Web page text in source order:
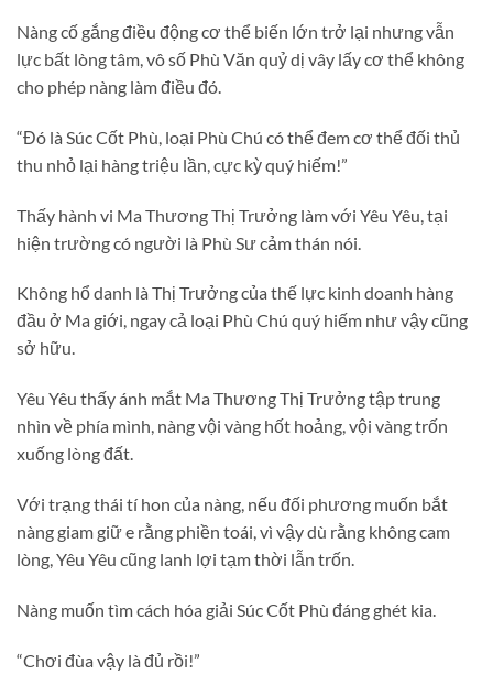
Nàng cố gắng điều động cơ thể biến lớn trở lại nhưng vẫn
lực bất lòng tâm, vô số Phù Văn quỷ dị vây lấy cơ thể không
cho phép nàng làm điều đó.
“Đó là Súc Cốt Phù, loại Phù Chú có thể đem cơ thể đối thủ
thu nhỏ lại hàng triệu lần, cực kỳ quý hiếm!”
Thấy hành vi Ma Thương Thị Trưởng làm với Yêu Yêu, tại
hiện trường có người là Phù Sư cảm thán nói.
Không hổ danh là Thị Trưởng của thế lực kinh doanh hàng
đầu ở Ma giới, ngay cả loại Phù Chú quý hiếm như vậy cũng
sở hữu.
Yêu Yêu thấy ánh mắt Ma Thương Thị Trưởng tập trung
nhìn về phía mình, nàng vội vàng hốt hoảng, vội vàng trốn
xuống lòng đất.
Với trạng thái tí hon của nàng, nếu đối phương muốn bắt
nàng giam giữ e rằng phiền toái, vì vậy dù rằng không cam
lòng, Yêu Yêu cũng lanh lợi tạm thời lẫn trốn.
Nàng muốn tìm cách hóa giải Súc Cốt Phù đáng ghét kia.
“Chơi đùa vậy là đủ rồi!”